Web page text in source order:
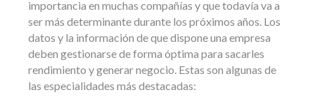
importancia en muchas compañías y que todavía va a
ser más determinante durante los próximos años. Los
datos y la información de que dispone una empresa
deben gestionarse de forma óptima para sacarles
rendimiento y generar negocio. Estas son algunas de
las especialidades más destacadas: